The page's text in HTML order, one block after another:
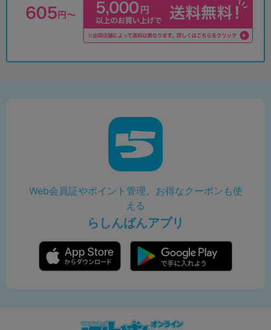
Web会員証やポイント管理、お得なクーポンも使
える
らしんばんアプリ